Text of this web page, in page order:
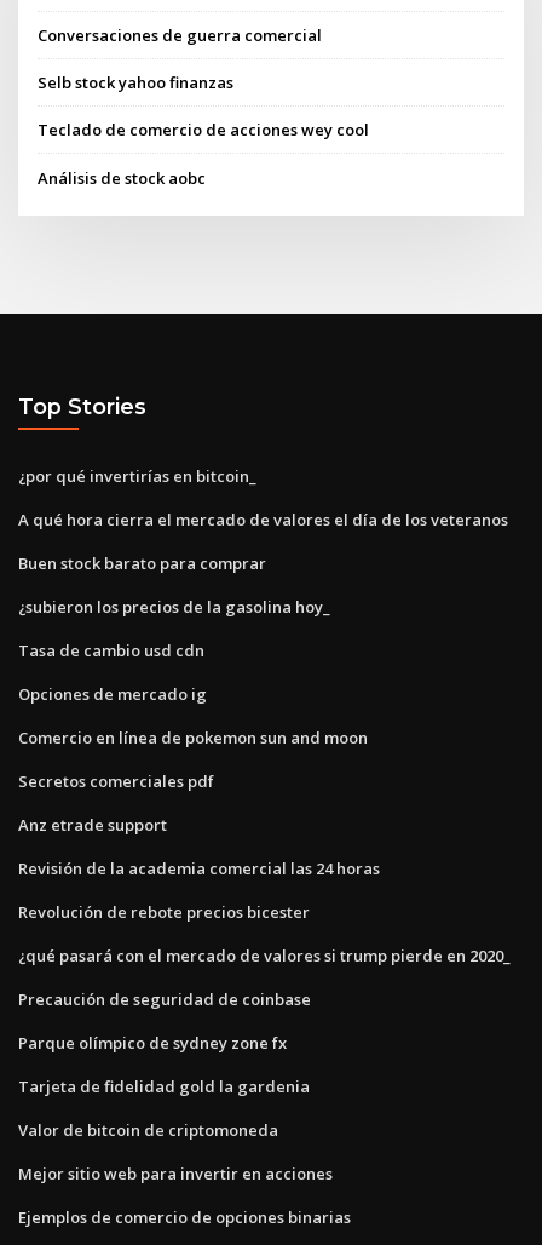
Conversaciones de guerra comercial
Selb stock yahoo finanzas
Teclado de comercio de acciones wey cool
Análisis de stock aobc
Top Stories
¿por qué invertirías en bitcoin_
A qué hora cierra el mercado de valores el día de los veteranos
Buen stock barato para comprar
¿subieron los precios de la gasolina hoy_
Tasa de cambio usd cdn
Opciones de mercado ig
Comercio en línea de pokemon sun and moon
Secretos comerciales pdf
Anz etrade support
Revisión de la academia comercial las 24 horas
Revolución de rebote precios bicester
¿qué pasará con el mercado de valores si trump pierde en 2020_
Precaución de seguridad de coinbase
Parque olímpico de sydney zone fx
Tarjeta de fidelidad gold la gardenia
Valor de bitcoin de criptomoneda
Mejor sitio web para invertir en acciones
Ejemplos de comercio de opciones binarias